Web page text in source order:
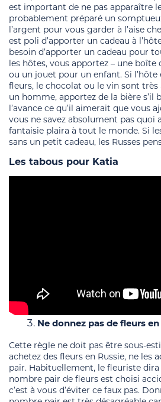
est important de ne pas apparaître
probablement préparé un
l’argent pour vous garder à l’aise
est poli d’apporter un cadeau à
besoin d’apporter un cadeau pour
les hôtes, vous apportez – une boîte
ou un jouet pour un enfant. Si
fleurs, le chocolat ou le vin sont très
un homme, apportez de la bière s’il
l’avance ce qu’il aimerait que vous
vous ne savez absolument pas quoi
fantaisie plaira à tout le monde. Si
sans un petit cadeau, les Russes
Les tabous pour Katia
Ne donnez pas de fleurs
Cette règle ne doit pas être sous-
achetez des fleurs en Russie, ne les
pair. Habituellement, le fleuriste
nombre pair de fleurs est choisi
c’est à vous d’éviter ce faux pas.